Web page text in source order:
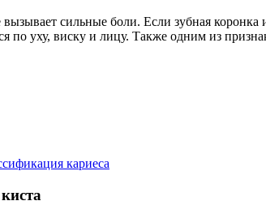
вызывает сильные боли. Если зубная
по уху, виску и лицу. Также одним из
кариеса